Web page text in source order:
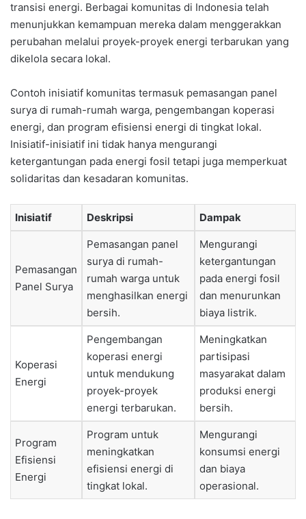
transisi energi. Berbagai komunitas di Indonesia telah
menunjukkan kemampuan mereka dalam menggerakkan
perubahan melalui proyek-proyek energi terbarukan yang
dikelola secara lokal.
Contoh inisiatif komunitas termasuk pemasangan panel
surya di rumah-rumah warga, pengembangan koperasi
energi, dan program efisiensi energi di tingkat lokal.
Inisiatif-inisiatif ini tidak hanya mengurangi
ketergantungan pada energi fosil tetapi juga memperkuat
solidaritas dan kesadaran komunitas.
Inisiatif Deskripsi Dampak
Pemasangan
Panel Surya
Pemasangan panel
surya di rumah-
rumah warga untuk
menghasilkan energi
bersih.
Mengurangi
ketergantungan
pada energi fosil
dan menurunkan
biaya listrik.
Koperasi
Energi
Pengembangan
koperasi energi
untuk mendukung
proyek-proyek
energi terbarukan.
Meningkatkan
partisipasi
masyarakat dalam
produksi energi
bersih.
Program
Efisiensi
Energi
Program untuk
meningkatkan
efisiensi energi di
tingkat lokal.
Mengurangi
konsumsi energi
dan biaya
operasional.